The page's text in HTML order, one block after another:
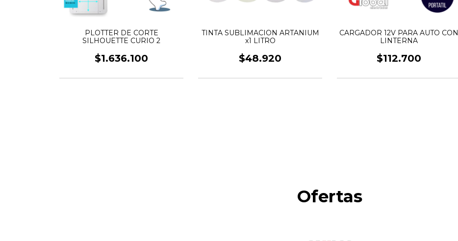
PLOTTER DE CORTE
SILHOUETTE CURIO 2
$1.636.100
TINTA SUBLIMACION ARTANIUM
x1 LITRO
$48.920
CARGADOR 12V PARA AUTO CON
LINTERNA
$112.700
Ofertas